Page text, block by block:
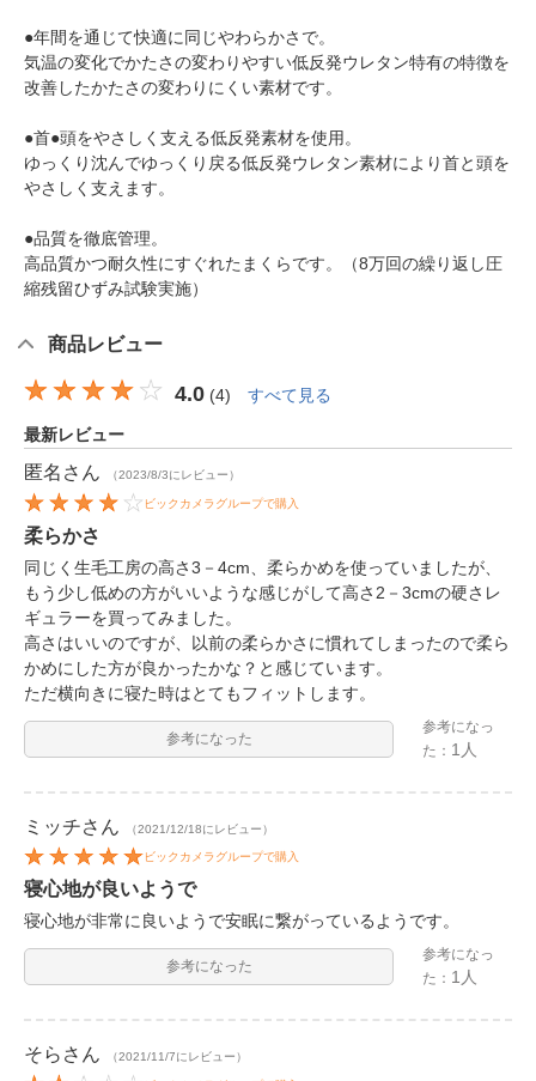
●年間を通じて快適に同じやわらかさで。
気温の変化でかたさの変わりやすい低反発ウレタン特有の特徴を
改善したかたさの変わりにくい素材です。
●首●頭をやさしく支える低反発素材を使用。
ゆっくり沈んでゆっくり戻る低反発ウレタン素材により首と頭を
やさしく支えます。
●品質を徹底管理。
高品質かつ耐久性にすぐれたまくらです。（8万回の繰り返し圧
縮残留ひずみ試験実施）
商品レビュー
4.0 (4) すべて見る
最新レビュー
匿名 さん （2023/8/3にレビュー）
ビックカメラグループで購入
柔らかさ
同じく生毛工房の高さ3－4cm、柔らかめを使っていましたが、
もう少し低めの方がいいような感じがして高さ2－3cmの硬さレ
ギュラーを買ってみました。
高さはいいのですが、以前の柔らかさに慣れてしまったので柔ら
かめにした方が良かったかな？と感じています。
ただ横向きに寝た時はとてもフィットします。
参考になった
参考になっ
た： 1人
ミッチさん （2021/12/18にレビュー）
ビックカメラグループで購入
寝心地が良いようで
寝心地が非常に良いようで安眠に繋がっているようです。
参考になった
参考になっ
た： 1人
そら さん （2021/11/7にレビュー）